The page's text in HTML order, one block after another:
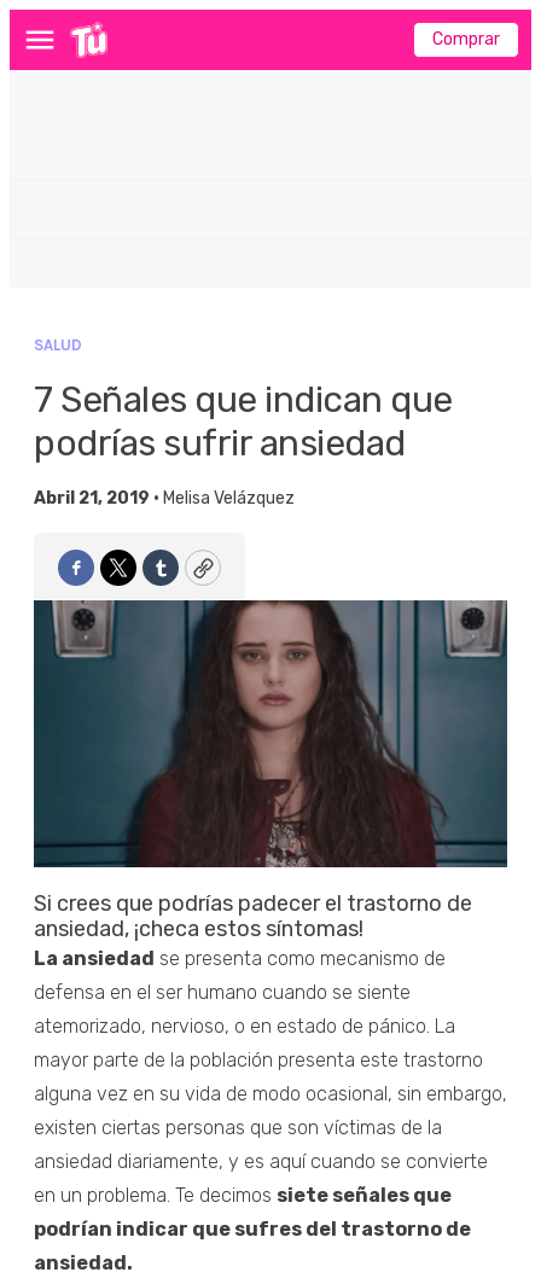
Menú Comprar
SALUD
7 Señales que indican que
podrías sufrir ansiedad
Abril 21, 2019 • Melisa Velázquez
Facebook
TwitterTumblrCopy
Si crees que podrías padecer el trastorno de
ansiedad, ¡checa estos síntomas!
La ansiedad se presenta como mecanismo de
defensa en el ser humano cuando se siente
atemorizado, nervioso, o en estado de pánico. La
mayor parte de la población presenta este trastorno
alguna vez en su vida de modo ocasional, sin embargo,
existen ciertas personas que son víctimas de la
ansiedad diariamente, y es aquí cuando se convierte
en un problema. Te decimos siete señales que
podrían indicar que sufres del trastorno de
ansiedad.